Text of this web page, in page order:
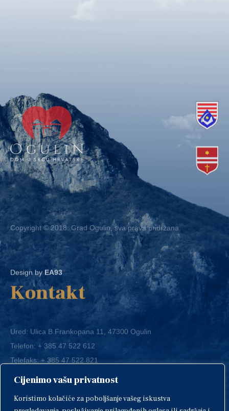
Cijenimo vašu privatnost
Koristimo kolačiće za poboljšanje vašeg iskustva
Copyright © 2018. Grad Ogulin, sva prava pridržana.
Design by EA93
Kontakt
Telefon:+ 385 47 522 612
Telefaks:+ 385 47 522 821
E-mail:grad-ogulin@ogulin.hr